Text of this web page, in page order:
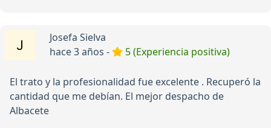
Josefa Sielva
hace 3 años -
5 (Experiencia positiva)
El trato y la profesionalidad fue excelente . Recuperó la
cantidad que me debían. El mejor despacho de
Albacete